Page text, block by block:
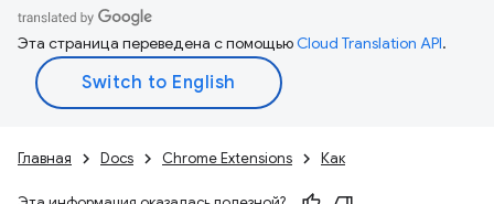
Эта страница переведена с помощьюCloud Translation API.
Главная Docs Chrome Extensions Как